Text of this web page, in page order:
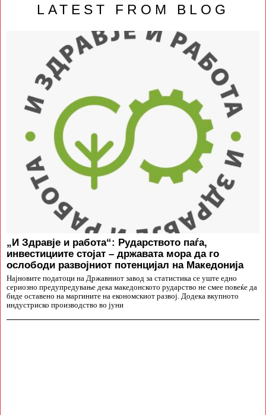
LATEST FROM BLOG
„И Здравје и работа“: Рударството паѓа,
инвестициите стојат – државата мора да го
ослободи развојниот потенцијал на Македонија
Најновите податоци на Државниот завод за статистика се уште едно
сериозно предупредување дека македонското рударство не смее повеќе да
биде оставено на маргините на економскиот развој. Додека вкупното
индустриско производство во јуни